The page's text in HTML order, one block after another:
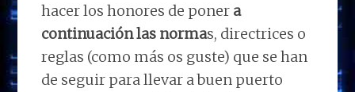
hacer los honores de poner a
continuación las normas, directrices o
reglas (como más os guste) que se han
de seguir para llevar a buen puerto